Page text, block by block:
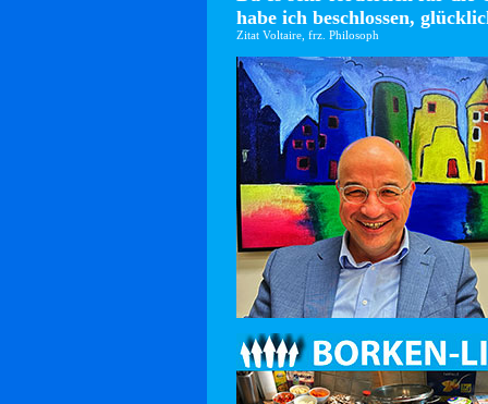
habe ich beschlossen,
Zitat Voltaire, frz. Philosoph